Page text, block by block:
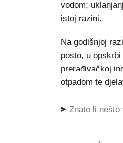
vodom;
istoj razini.
Na godišnjoj
posto, u
prerađivačkoj
otpadom te
Znate li